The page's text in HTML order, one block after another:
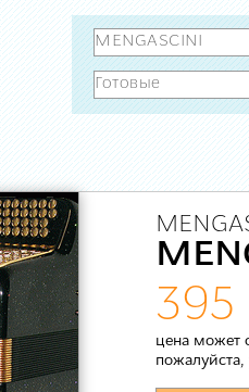
395
цена может
пожалуйста,